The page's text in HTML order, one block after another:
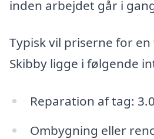
inden arbejdet går i
Typisk vil priserne for
Skibby ligge i følgende
Reparation af tag:
Ombygning eller